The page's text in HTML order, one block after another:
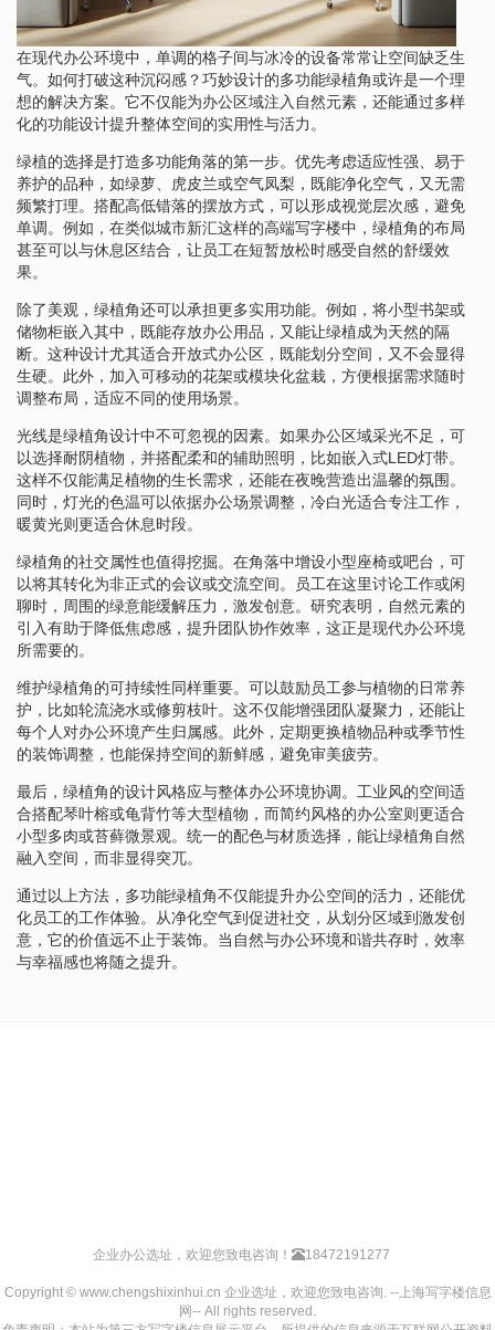
在现代办公环境中，单调的格子间与冰冷的设备常常让空间缺乏生
气。如何打破这种沉闷感？巧妙设计的多功能绿植角或许是一个理
想的解决方案。它不仅能为办公区域注入自然元素，还能通过多样
化的功能设计提升整体空间的实用性与活力。
绿植的选择是打造多功能角落的第一步。优先考虑适应性强、易于
养护的品种，如绿萝、虎皮兰或空气凤梨，既能净化空气，又无需
频繁打理。搭配高低错落的摆放方式，可以形成视觉层次感，避免
单调。例如，在类似城市新汇这样的高端写字楼中，绿植角的布局
甚至可以与休息区结合，让员工在短暂放松时感受自然的舒缓效
果。
除了美观，绿植角还可以承担更多实用功能。例如，将小型书架或
储物柜嵌入其中，既能存放办公用品，又能让绿植成为天然的隔
断。这种设计尤其适合开放式办公区，既能划分空间，又不会显得
生硬。此外，加入可移动的花架或模块化盆栽，方便根据需求随时
调整布局，适应不同的使用场景。
光线是绿植角设计中不可忽视的因素。如果办公区域采光不足，可
以选择耐阴植物，并搭配柔和的辅助照明，比如嵌入式LED灯带。
这样不仅能满足植物的生长需求，还能在夜晚营造出温馨的氛围。
同时，灯光的色温可以依据办公场景调整，冷白光适合专注工作，
暖黄光则更适合休息时段。
绿植角的社交属性也值得挖掘。在角落中增设小型座椅或吧台，可
以将其转化为非正式的会议或交流空间。员工在这里讨论工作或闲
聊时，周围的绿意能缓解压力，激发创意。研究表明，自然元素的
引入有助于降低焦虑感，提升团队协作效率，这正是现代办公环境
所需要的。
维护绿植角的可持续性同样重要。可以鼓励员工参与植物的日常养
护，比如轮流浇水或修剪枝叶。这不仅能增强团队凝聚力，还能让
每个人对办公环境产生归属感。此外，定期更换植物品种或季节性
的装饰调整，也能保持空间的新鲜感，避免审美疲劳。
最后，绿植角的设计风格应与整体办公环境协调。工业风的空间适
合搭配琴叶榕或龟背竹等大型植物，而简约风格的办公室则更适合
小型多肉或苔藓微景观。统一的配色与材质选择，能让绿植角自然
融入空间，而非显得突兀。
通过以上方法，多功能绿植角不仅能提升办公空间的活力，还能优
化员工的工作体验。从净化空气到促进社交，从划分区域到激发创
意，它的价值远不止于装饰。当自然与办公环境和谐共存时，效率
与幸福感也将随之提升。
企业办公选址，欢迎您致电咨询！ 18472191277
Copyright © www.chengshixinhui.cn 企业选址，欢迎您致电咨询. --上海写字楼信息
网-- All rights reserved.